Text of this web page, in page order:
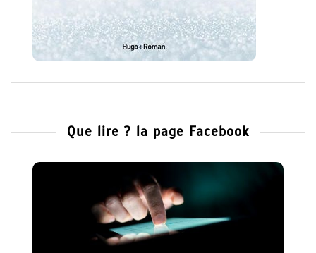
Que lire ? la page Facebook